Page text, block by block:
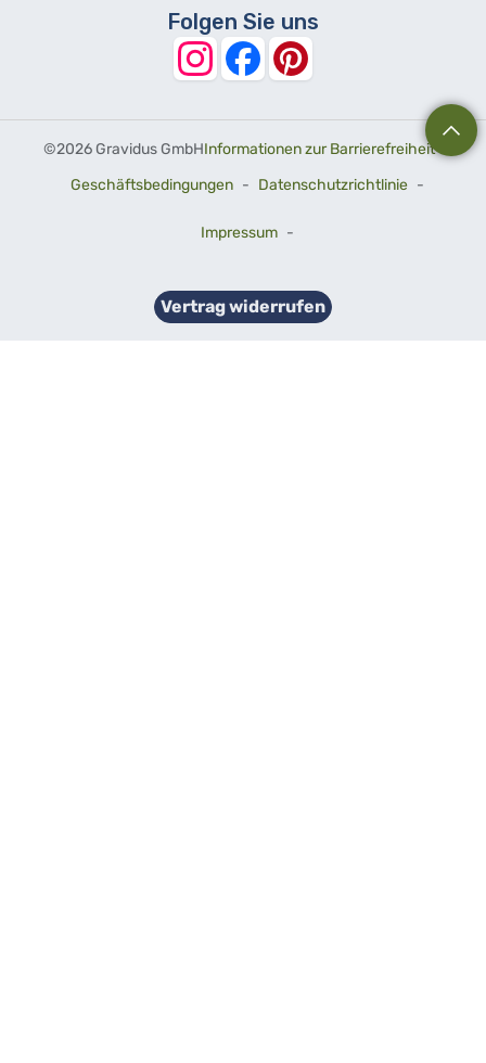
Folgen Sie uns
©2026 Gravidus GmbHInformationen zur Barrierefreiheit-
Geschäftsbedingungen - Datenschutzrichtlinie -
Impressum -
Vertrag widerrufen